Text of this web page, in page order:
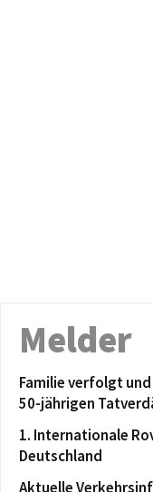
Melder
Familie verfolgt
50-jährigen
1. Internationale
Deutschland
Aktuelle